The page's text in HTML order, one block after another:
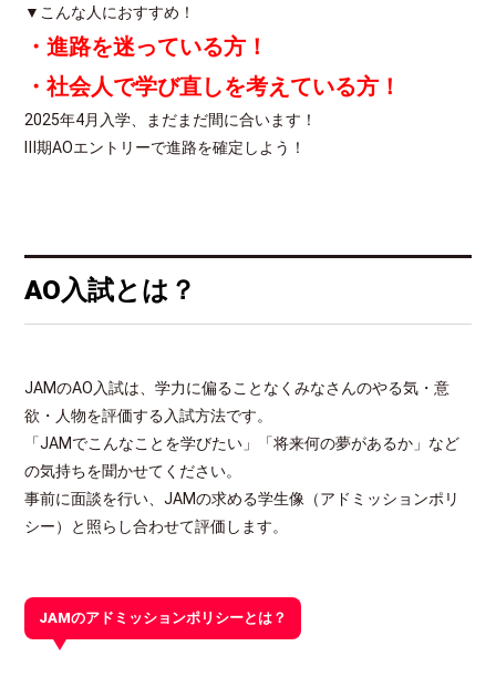
▼こんな人におすすめ！
・進路を迷っている方！
・社会人で学び直しを考えている方！
2025年4月入学、まだまだ間に合います！
Ⅲ期AOエントリーで進路を確定しよう！
AO入試とは？
JAMのAO入試は、学力に偏ることなくみなさんのやる気・意
欲・人物を評価する入試方法です。
「JAMでこんなことを学びたい」「将来何の夢があるか」など
の気持ちを聞かせてください。
事前に面談を行い、JAMの求める学生像（アドミッションポリ
シー）と照らし合わせて評価します。
JAMのアドミッションポリシーとは？